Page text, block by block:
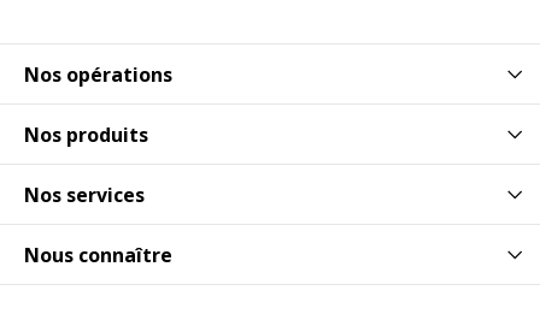
Nos opérations
Nos produits
Nos services
Nous connaître